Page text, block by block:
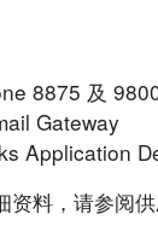
8875 及
Gateway
Application
料，请参阅